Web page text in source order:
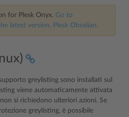
for Plesk Onyx. Go to
latest version, Plesk Obsidian.
greylisting sono installati sul
viene automaticamente attivata
si richiedono ulteriori azioni. Se
greylisting, è possibile